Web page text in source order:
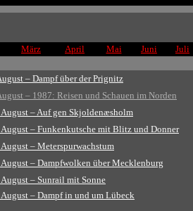
März April Mai Juni Juli
– Dampf über der Prignitz
– 1987: Reisen und Schauen im Norden
August – Auf gen Skjoldenæsholm
August – Funkenkutsche mit Blitz und Donner
August – Meterspurwachstum
August – Dampfwolken über Mecklenburg
– Sunrail mit Sonne
– Dampf in und um Lübeck